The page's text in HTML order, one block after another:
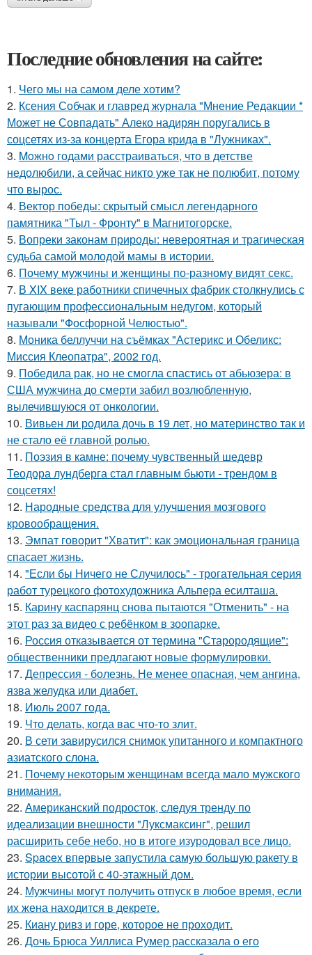
Последние обновления на сайте:
1. Чего мы на самом деле хотим?
2. Ксения Собчак и главред журнала "Мнение Редакции *
Может не Совпадать" Алеко надирян поругались в
соцсетях из-за концерта Егора крида в "Лужниках".
3. Moжнo годами расстраиваться, что в детстве
недолюбили, а сейчас никто уже так не полюбит, потому
что вырос.
4. Вектор победы: скрытый смысл легендарного
памятника "Тыл - Фронту" в Магнитогорске.
5. Вопреки законам природы: невероятная и трагическая
судьба самой молодой мамы в истории.
6. Почему мужчины и женщины по-разному видят секс.
7. В XIX веке работники спичечных фабрик столкнулись с
пугающим профессиональным недугом, который
называли "Фосфорной Челюстью".
8. Моника беллуччи на съёмках "Астерикс и Обеликс:
Миссия Клеопатра", 2002 год.
9. Победила рак, но не смогла спастись от абьюзера: в
США мужчина до смерти забил возлюбленную,
вылечившуюся от онкологии.
10. Вивьен ли родила дочь в 19 лет, но материнство так и
не стало её главной ролью.
11. Поэзия в камне: почему чувственный шедевр
Теодора лундберга стал главным бьюти - трендом в
соцсетях!
12. Народные средства для улучшения мозгового
кровообращения.
13. Эмпат говорит "Хватит": как эмоциональная граница
спасает жизнь.
14. "Если бы Ничего не Случилось" - трогательная серия
работ турецкого фотохудожника Альпера есилташа.
15. Карину каспарянц снова пытаются "Отменить" - на
этот раз за видео с ребёнком в зоопарке.
16. Россия отказывается от термина "Старородящие":
общественники предлагают новые формулировки.
17. Депрессия - болезнь. Не менее опасная, чем ангина,
язва желудка или диабет.
18. Июль 2007 года.
19. Что делать, когда вас что-то злит.
20. В сети завирусился снимок упитанного и компактного
азиатского слона.
21. Почему некоторым женщинам всегда мало мужского
внимания.
22. Американский подросток, следуя тренду по
идеализации внешности "Луксмаксинг", решил
расширить себе небо, но в итоге изуродовал все лицо.
23. Spacex впервые запустила самую большую ракету в
истории высотой с 40-этажный дом.
24. Мужчины могут получить отпуск в любое время, если
их жена находится в декрете.
25. Киану ривз и горе, которое не проходит.
26. Дочь Брюса Уиллиса Румер рассказала о его